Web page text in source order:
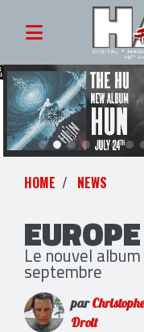
HOME NEWS
EUROPE
Le nouvel
septembre
parChristophe
Droit